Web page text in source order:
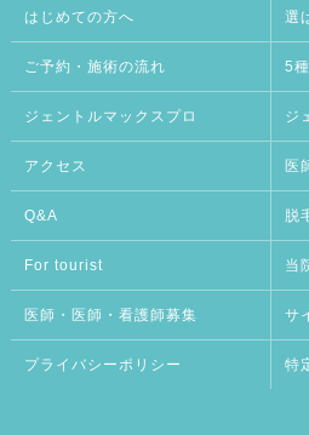
はじめての方へ 選
ご予約・施術の流れ 5
ジェントルマックスプロ ジ
アクセス 医
Q&A 脱
For tourist 当
医師・医師・看護師募集 サ
プライバシーポリシー 特